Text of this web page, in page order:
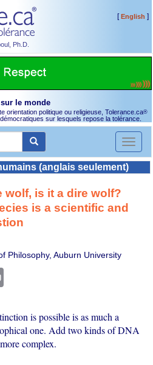
Ph.D.
[English ]
le monde
orientation politique ou religieuse, Tolerance.ca®
sur lesquels repose la tolérance.
Toggle
(anglais seulement)
wolf, is it a dire wolf?
is a scientific and
Philosophy, Auburn University
is possible is as much a
one. Add two kinds of DNA
complex.